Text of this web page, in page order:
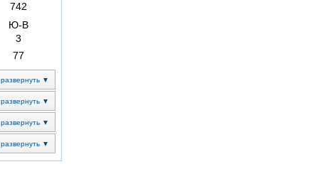
742
Ю-В
3
77
развернуть ▼
развернуть ▼
развернуть ▼
развернуть ▼